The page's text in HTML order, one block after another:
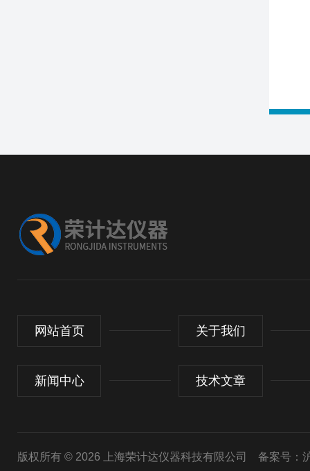
网站首页 关于我们
新闻中心 技术文章
版权所有 © 2026 上海荣计达仪器科技有限公司 备案号：